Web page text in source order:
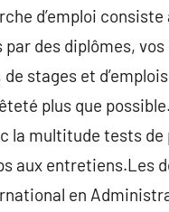
d’emploi
par des diplômes,
stages et
plus que
la multitude tests
aux entretiens.Les
en